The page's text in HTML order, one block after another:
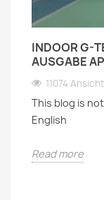
INDOOR G-
AUSGABE
11074
This blog is
English
Read more